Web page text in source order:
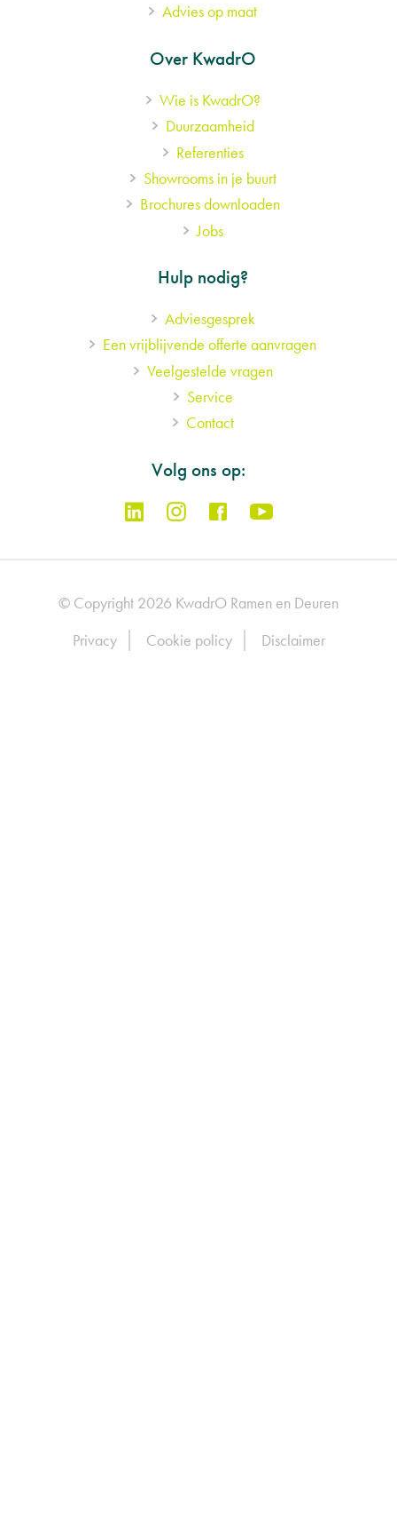
Advies op maat
Over KwadrO
Wie is KwadrO?
Duurzaamheid
Referenties
Showrooms in je buurt
Brochures downloaden
Jobs
Hulp nodig?
Adviesgesprek
Een vrijblijvende offerte aanvragen
Veelgestelde vragen
Service
Contact
Volg ons op:
© Copyright 2026 KwadrO Ramen en Deuren
Footer
Privacy Cookie policy Disclaimer